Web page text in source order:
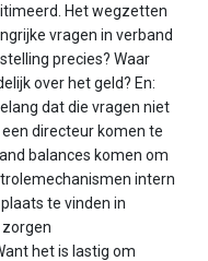
Het wegzetten
vragen in verband
precies? Waar
over het geld? En:
dat die vragen niet
directeur komen te
balances komen om
intern
te vinden in
het is lastig om